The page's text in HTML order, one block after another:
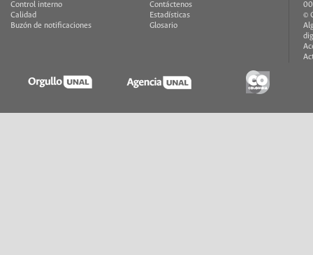
Control interno
Calidad
Buzón de notificaciones
Contáctenos
Estadísticas
Glosario
©